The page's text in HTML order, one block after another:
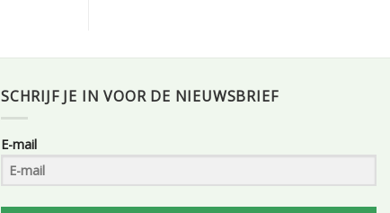
SCHRIJF JE IN VOOR DE NIEUWSBRIEF
E-mail